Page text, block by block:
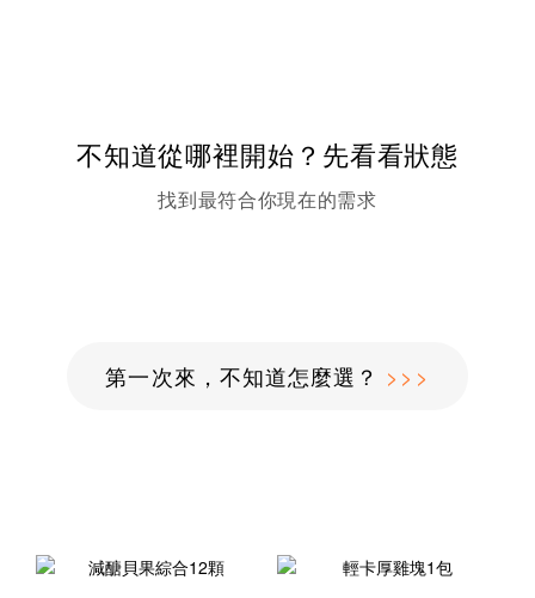
不知道從哪裡開始？先看看狀態
找到最符合你現在的需求
第一次來，不知道怎麼選？ >>>